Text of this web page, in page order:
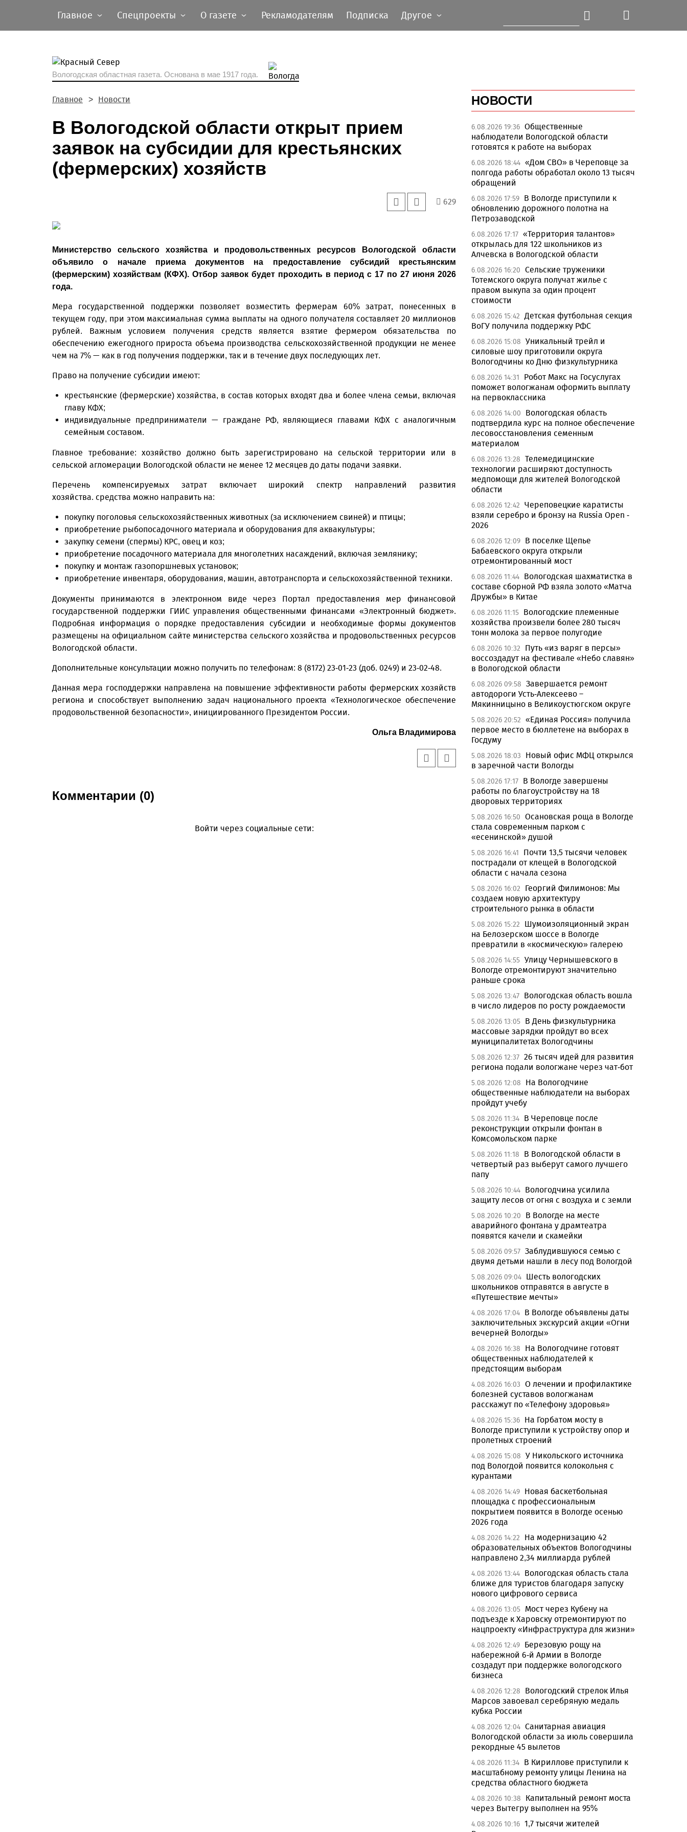
Главное Спецпроекты О газете Рекламодателям Подписка Другое
Вологодская областная газета. Основана в мае 1917 года.
Главное Новости
В Вологодской области открыт прием
заявок на субсидии для крестьянских
(фермерских) хозяйств
629
Министерство сельского хозяйства и продовольственных ресурсов Вологодской области
объявило о начале приема документов на предоставление субсидий крестьянским
(фермерским) хозяйствам (КФХ). Отбор заявок будет проходить в период с 17 по 27 июня 2026
года.
Мера государственной поддержки позволяет возместить фермерам 60% затрат, понесенных в
текущем году, при этом максимальная сумма выплаты на одного получателя составляет 20 миллионов
рублей. Важным условием получения средств является взятие фермером обязательства по
обеспечению ежегодного прироста объема производства сельскохозяйственной продукции не менее
чем на 7% — как в год получения поддержки, так и в течение двух последующих лет.
Право на получение субсидии имеют:
крестьянские (фермерские) хозяйства, в состав которых входят два и более члена семьи, включая
главу КФХ;
индивидуальные предприниматели — граждане РФ, являющиеся главами КФХ с аналогичным
семейным составом.
Главное требование: хозяйство должно быть зарегистрировано на сельской территории или в
сельской агломерации Вологодской области не менее 12 месяцев до даты подачи заявки.
Перечень компенсируемых затрат включает широкий спектр направлений развития
хозяйства. средства можно направить на:
покупку поголовья сельскохозяйственных животных (за исключением свиней) и птицы;
приобретение рыбопосадочного материала и оборудования для аквакультуры;
закупку семени (спермы) КРС, овец и коз;
приобретение посадочного материала для многолетних насаждений, включая землянику;
покупку и монтаж газопоршневых установок;
приобретение инвентаря, оборудования, машин, автотранспорта и сельскохозяйственной техники.
Документы принимаются в электронном виде через Портал предоставления мер финансовой
государственной поддержки ГИИС управления общественными финансами «Электронный бюджет».
Подробная информация о порядке предоставления субсидии и необходимые формы документов
размещены на официальном сайте министерства сельского хозяйства и продовольственных ресурсов
Вологодской области.
Дополнительные консультации можно получить по телефонам: 8 (8172) 23-01-23 (доб. 0249) и 23-02-48.
Данная мера господдержки направлена на повышение эффективности работы фермерских хозяйств
региона и способствует выполнению задач национального проекта «Технологическое обеспечение
продовольственной безопасности», инициированного Президентом России.
Ольга Владимирова
Комментарии (0)
Войти через социальные сети:
НОВОСТИ
6.08.2026 19:36 Общественные
наблюдатели Вологодской области
готовятся к работе на выборах
6.08.2026 18:44 «Дом СВО» в Череповце за
полгода работы обработал около 13 тысяч
обращений
6.08.2026 17:59 В Вологде приступили к
обновлению дорожного полотна на
Петрозаводской
6.08.2026 17:17 «Территория талантов»
открылась для 122 школьников из
Алчевска в Вологодской области
6.08.2026 16:20 Сельские труженики
Тотемского округа получат жилье с
правом выкупа за один процент
стоимости
6.08.2026 15:42 Детская футбольная секция
ВоГУ получила поддержку РФС
6.08.2026 15:08 Уникальный трейл и
силовые шоу приготовили округа
Вологодчины ко Дню физкультурника
6.08.2026 14:31
Робот Макс на Госуслугах
поможет вологжанам оформить выплату
на первоклассника
6.08.2026 14:00
Вологодская область
подтвердила курс на полное обеспечение
лесовосстановления семенным
материалом
6.08.2026 13:28 Телемедицинские
технологии расширяют доступность
медпомощи для жителей Вологодской
области
6.08.2026 12:42 Череповецкие каратисты
взяли серебро и бронзу на Russia Open -
2026
6.08.2026 12:09 В поселке Щепье
Бабаевского округа открыли
отремонтированный мост
6.08.2026 11:44 Вологодская шахматистка в
составе сборной РФ взяла золото «Матча
Дружбы» в Китае
6.08.2026 11:15 Вологодские племенные
хозяйства произвели более 280 тысяч
тонн молока за первое полугодие
6.08.2026 10:32
Путь «из варяг в персы»
воссоздадут на фестивале «Небо славян»
в Вологодской области
6.08.2026 09:58 Завершается ремонт
автодороги Усть-Алексеево –
Мякинницыно в Великоустюгском округе
5.08.2026 20:52 «Единая Россия» получила
первое место в бюллетене на выборах в
Госдуму
5.08.2026 18:03
Новый офис МФЦ открылся
в заречной части Вологды
5.08.2026 17:17 В Вологде завершены
работы по благоустройству на 18
дворовых территориях
5.08.2026 16:50 Осановская роща в Вологде
стала современным парком с
«есенинской» душой
5.08.2026 16:41
Почти 13,5 тысячи человек
пострадали от клещей в Вологодской
области с начала сезона
5.08.2026 16:02
Георгий Филимонов: Мы
создаем новую архитектуру
строительного рынка в области
5.08.2026 15:22
Шумоизоляционный экран
на Белозерском шоссе в Вологде
превратили в «космическую» галерею
5.08.2026 14:55 Улицу Чернышевского в
Вологде отремонтируют значительно
раньше срока
5.08.2026 13:47 Вологодская область вошла
в число лидеров по росту рождаемости
5.08.2026 13:05 В День физкультурника
массовые зарядки пройдут во всех
муниципалитетах Вологодчины
5.08.2026 12:37 26 тысяч идей для развития
региона подали вологжане через чат-бот
5.08.2026 12:08
На Вологодчине
общественные наблюдатели на выборах
пройдут учебу
5.08.2026 11:34 В Череповце после
реконструкции открыли фонтан в
Комсомольском парке
5.08.2026 11:18
В Вологодской области в
четвертый раз выберут самого лучшего
папу
5.08.2026 10:44 Вологодчина усилила
защиту лесов от огня с воздуха и с земли
5.08.2026 10:20
В Вологде на месте
аварийного фонтана у драмтеатра
появятся качели и скамейки
5.08.2026 09:57 Заблудившуюся семью с
двумя детьми нашли в лесу под Вологдой
5.08.2026 09:04 Шесть вологодских
школьников отправятся в августе в
«Путешествие мечты»
4.08.2026 17:04 В Вологде объявлены даты
заключительных экскурсий акции «Огни
вечерней Вологды»
4.08.2026 16:38
На Вологодчине готовят
общественных наблюдателей к
предстоящим выборам
4.08.2026 16:03 О лечении и профилактике
болезней суставов вологжанам
расскажут по «Телефону здоровья»
4.08.2026 15:36 На Горбатом мосту в
Вологде приступили к устройству опор и
пролетных строений
4.08.2026 15:08 У Никольского источника
под Вологдой появится колокольня с
курантами
4.08.2026 14:49 Новая баскетбольная
площадка с профессиональным
покрытием появится в Вологде осенью
2026 года
4.08.2026 14:22
На модернизацию 42
образовательных объектов Вологодчины
направлено 2,34 миллиарда рублей
4.08.2026 13:44 Вологодская область стала
ближе для туристов благодаря запуску
нового цифрового сервиса
4.08.2026 13:05 Мост через Кубену на
подъезде к Харовску отремонтируют по
нацпроекту «Инфраструктура для жизни»
4.08.2026 12:49 Березовую рощу на
набережной 6-й Армии в Вологде
создадут при поддержке вологодского
бизнеса
4.08.2026 12:28
Вологодский стрелок Илья
Марсов завоевал серебряную медаль
кубка России
4.08.2026 12:04 Санитарная авиация
Вологодской области за июль совершила
рекордные 45 вылетов
4.08.2026 11:34 В Кириллове приступили к
масштабному ремонту улицы Ленина на
средства областного бюджета
4.08.2026 10:38
Капитальный ремонт моста
через Вытегру выполнен на 95%
4.08.2026 10:16 1,7 тысячи жителей